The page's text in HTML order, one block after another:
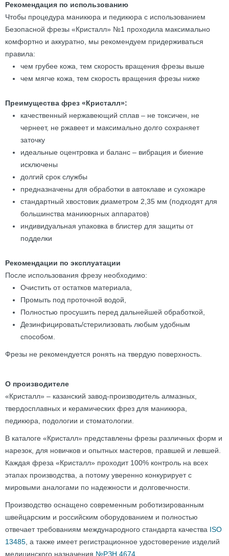
Рекомендация по использованию
Чтобы процедура маникюра и педикюра с использованием
Безопасной фрезы «Кристалл» №1 проходила максимально
комфортно и аккуратно, мы рекомендуем придерживаться
правила:
чем грубее кожа, тем скорость вращения фрезы выше
чем мягче кожа, тем скорость вращения фрезы ниже
Преимущества фрез «Кристалл»:
качественный нержавеющий сплав – не токсичен, не
чернеет, не ржавеет и максимально долго сохраняет
заточку
идеальные оцентровка и баланс – вибрация и биение
исключены
долгий срок службы
предназначены для обработки в автоклаве и сухожаре
стандартный хвостовик диаметром 2,35 мм (подходят для
большинства маникюрных аппаратов)
индивидуальная упаковка в блистер для защиты от
подделки
Рекомендации по эксплуатации
После использования фрезу необходимо:
Очистить от остатков материала,
Промыть под проточной водой,
Полностью просушить перед дальнейшей обработкой,
Дезинфицировать/стерилизовать любым удобным
способом.
Фрезы не рекомендуется ронять на твердую поверхность.
О производителе
«Кристалл» – казанский завод-производитель алмазных,
твердосплавных и керамических фрез для маникюра,
педикюра, подологии и стоматологии.
В каталоге «Кристалл» представлены фрезы различных форм и
нарезок, для новичков и опытных мастеров, правшей и левшей.
Каждая фреза «Кристалл» проходит 100% контроль на всех
этапах производства, а потому уверенно конкурирует с
мировыми аналогами по надежности и долговечности.
Производство оснащено современным роботизированным
швейцарским и российским оборудованием и полностью
отвечает требованиям международного стандарта качества ISO
13485 , а также имеет регистрационное удостоверение изделий
медицинского назначения №РЗН 4674